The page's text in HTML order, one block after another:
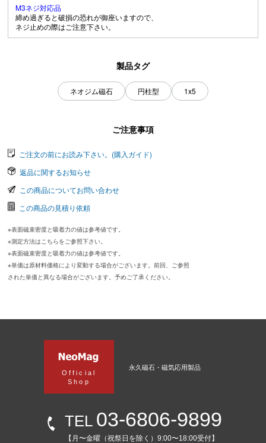
M3ネジ対応品
締め過ぎると破損の恐れが御座いますので、
ネジ止めの際はご注意下さい。
製品タグ
ネオジム磁石 円柱型 1x5
ご注意事項
ご注文の前にお読み下さい。(購入ガイド)
返品に関するお知らせ
この商品についてお問い合わせ
この商品の見積り依頼
※表面磁束密度と吸着力の値は参考値です。
※測定方法はこちらをご参照下さい。
※表面磁束密度と吸着力の値は参考値です。
※単価は原材料価格により変動する場合がございます。前回、ご参照
された単価と異なる場合がございます。予めご了承ください。
Official
Shop
永久磁石・磁気応用製品
TEL 03-6806-9899
【月〜金曜（祝祭日を除く）9:00〜18:00受付】